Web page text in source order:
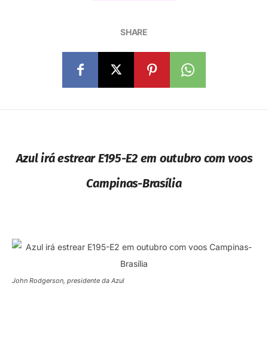
SHARE
Azul irá estrear E195-E2 em outubro com voos
Campinas-Brasília
John Rodgerson, presidente da Azul